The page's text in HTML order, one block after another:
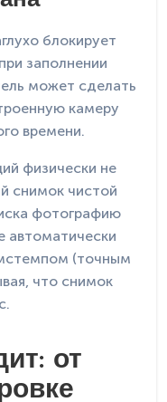
блокирует
заполнении
может сделать
камеру
времени.
физически не
снимок чистой
фотографию
автоматически
(точным
что снимок
от